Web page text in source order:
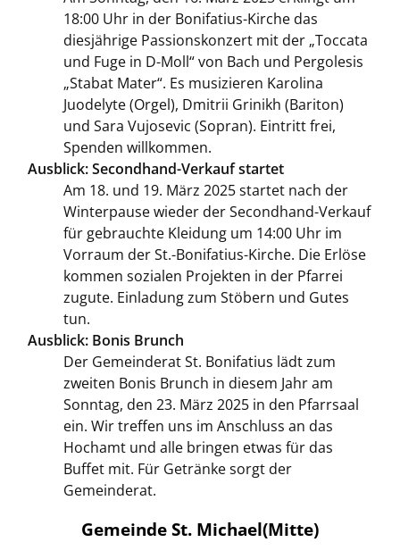
18:00 Uhr in der Bonifatius-Kirche das
diesjährige Passionskonzert mit der „Toccata
und Fuge in D-Moll“ von Bach und Pergolesis
„Stabat Mater“. Es musizieren Karolina
Juodelyte (Orgel), Dmitrii Grinikh (Bariton)
und Sara Vujosevic (Sopran). Eintritt frei,
Spenden willkommen.
Ausblick: Secondhand-Verkauf startet
Am 18. und 19. März 2025 startet nach der
Winterpause wieder der Secondhand-Verkauf
für gebrauchte Kleidung um 14:00 Uhr im
Vorraum der St.-Bonifatius-Kirche. Die Erlöse
kommen sozialen Projekten in der Pfarrei
zugute. Einladung zum Stöbern und Gutes
tun.
Ausblick: Bonis Brunch
Der Gemeinderat St. Bonifatius lädt zum
zweiten Bonis Brunch in diesem Jahr am
Sonntag, den 23. März 2025 in den Pfarrsaal
ein. Wir treffen uns im Anschluss an das
Hochamt und alle bringen etwas für das
Buffet mit. Für Getränke sorgt der
Gemeinderat.
Gemeinde St. Michael(Mitte)